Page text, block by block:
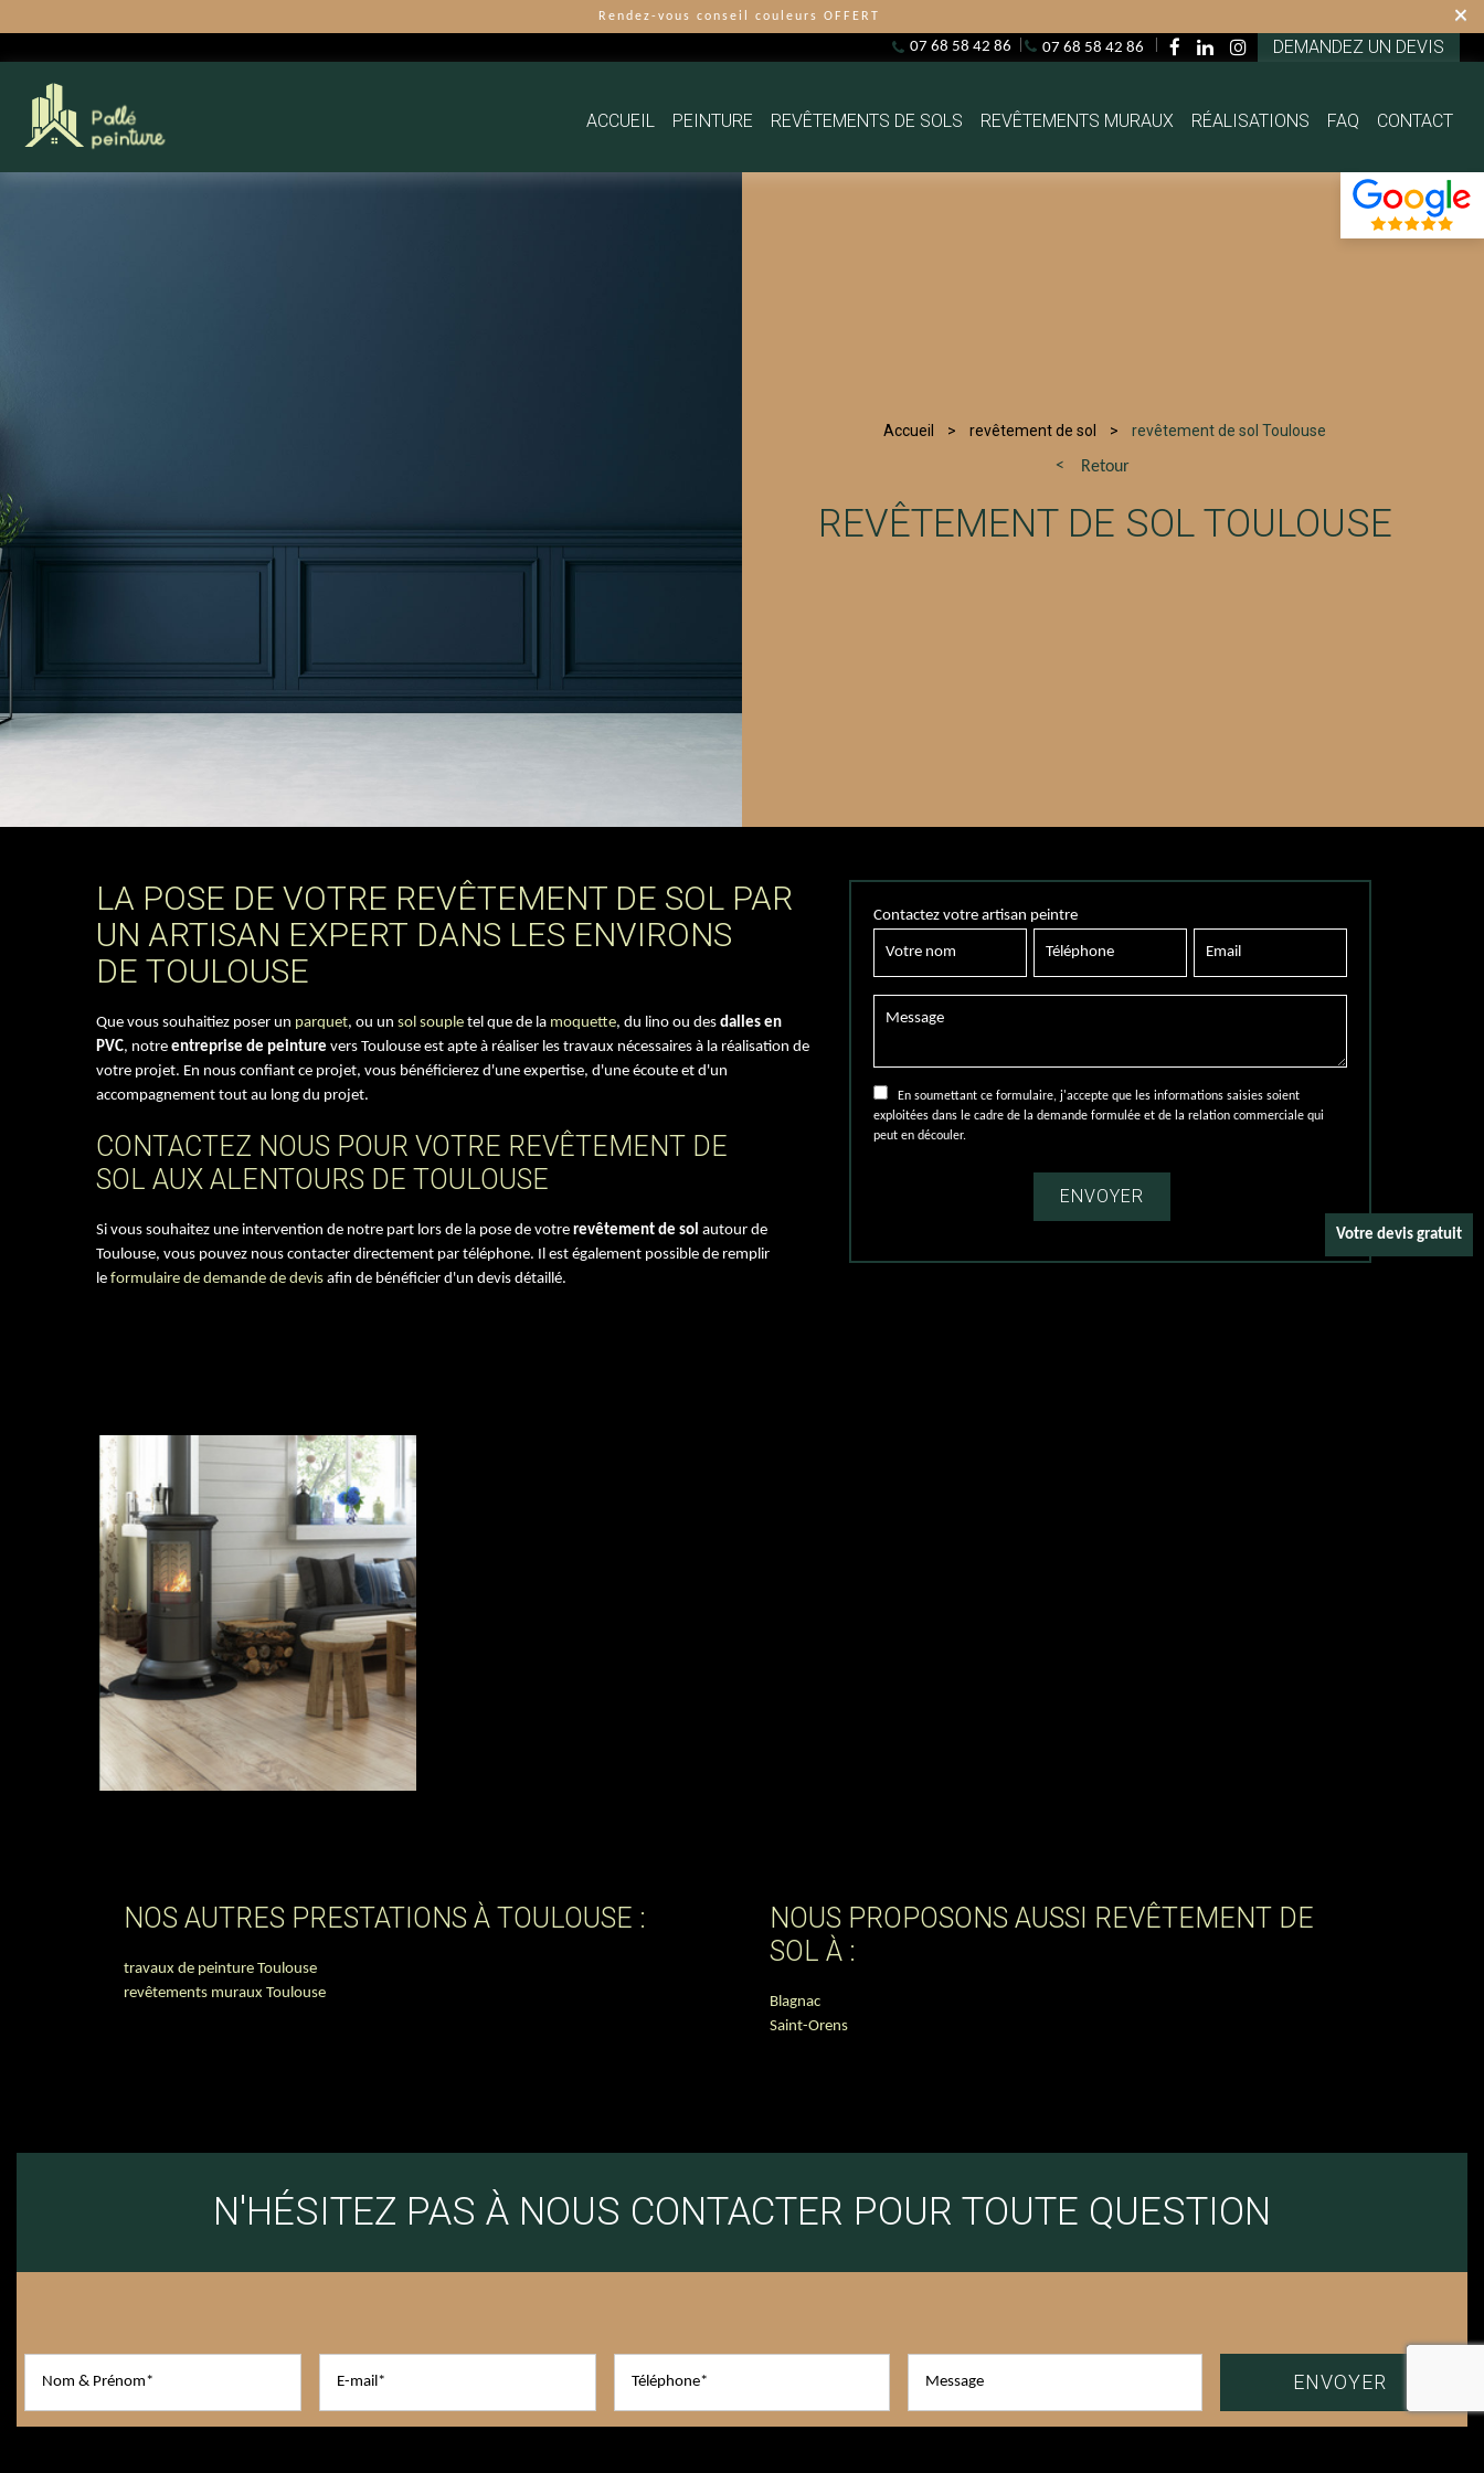
Rendez-vous conseil couleurs OFFERT ×
07 68 58 42 86 07 68 58 42 86 DEMANDEZ UN DEVIS
ACCUEIL PEINTURE REVÊTEMENTS DE SOLS REVÊTEMENTS MURAUX RÉALISATIONS FAQ CONTACT
Accueil revêtement de sol revêtement de sol Toulouse
Retour
REVÊTEMENT DE SOL TOULOUSE
LA POSE DE VOTRE REVÊTEMENT DE SOL PAR
UN ARTISAN EXPERT DANS LES ENVIRONS
DE TOULOUSE
Que vous souhaitiez poser un parquet, ou un sol souple tel que de la moquette, du lino ou des dalles en
PVC, notre entreprise de peinture vers Toulouse est apte à réaliser les travaux nécessaires à la réalisation de
votre projet. En nous confiant ce projet, vous bénéficierez d'une expertise, d'une écoute et d'un
accompagnement tout au long du projet.
CONTACTEZ NOUS POUR VOTRE REVÊTEMENT DE
SOL AUX ALENTOURS DE TOULOUSE
Si vous souhaitez une intervention de notre part lors de la pose de votre revêtement de sol autour de
Toulouse, vous pouvez nous contacter directement par téléphone. Il est également possible de remplir
le formulaire de demande de devis afin de bénéficier d'un devis détaillé.
Contactez votre artisan peintre
En soumettant ce formulaire, j'accepte que les informations saisies soient
exploitées dans le cadre de la demande formulée et de la relation commerciale qui
peut en découler.
NOS AUTRES PRESTATIONS À TOULOUSE :
travaux de peinture Toulouse
revêtements muraux Toulouse
NOUS PROPOSONS AUSSI REVÊTEMENT DE
SOL À :
Blagnac
Saint-Orens
Votre devis gratuit
N'HÉSITEZ PAS À NOUS CONTACTER POUR TOUTE QUESTION